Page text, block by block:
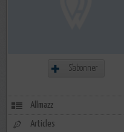
S'abonner
Allmazz
Articles